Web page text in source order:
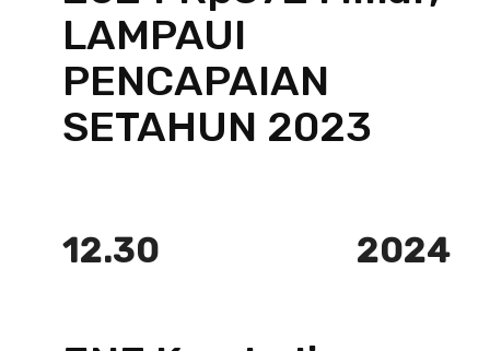
LAMPAUI
PENCAPAIAN
SETAHUN 2023
12.30 2024